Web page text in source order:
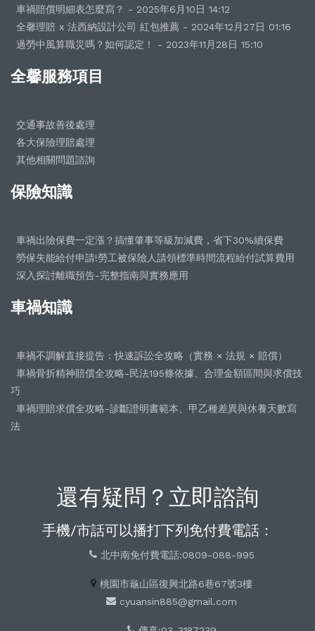
車禍賠償明細表怎麼寫？ - 2025年6月10日 14:12
全馨理賠 x 法西納設計公司 紅包推薦 - 2024年12月27日 01:16
過勞中風算職災嗎？如何認定！ - 2023年11月28日 15:10
全馨服務項目
交通事故善後處理
各大保險理賠處理
其他相關問題諮詢
保險知識
車禍出險保費一定漲？搞懂肇事等級加減費，省下30%續保費
勞保失能給付申請!勞工被保險人請領標準時間流程給付試算費用
深入探討離職預告-完整指南與實務應用
車禍知識
車禍不調解直接提告：快速訴訟全攻略（實務 × 法規 × 賠償）
車禍骨折精神賠償全攻略-民法195條依據、合理金額區間與求償技
巧
車禍理賠求償全攻略-診斷證明書範本、甲乙種差異與休養天數寫
法
還有疑問？立即諮詢
手機/市話可以播打下列免付費電話：
北中南免付費電話:0809-088-995
桃園市龜山區復興北路6巷67號3樓
cyuansin885@gmail.com